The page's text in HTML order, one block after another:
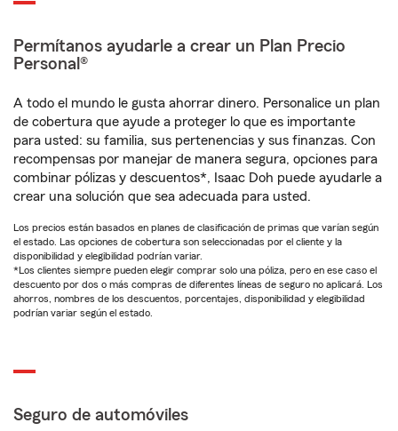
Permítanos ayudarle a crear un Plan Precio
Personal®
A todo el mundo le gusta ahorrar dinero. Personalice un plan
de cobertura que ayude a proteger lo que es importante
para usted: su familia, sus pertenencias y sus finanzas. Con
recompensas por manejar de manera segura, opciones para
combinar pólizas y descuentos*, Isaac Doh puede ayudarle a
crear una solución que sea adecuada para usted.
Los precios están basados en planes de clasificación de primas que varían según
el estado. Las opciones de cobertura son seleccionadas por el cliente y la
disponibilidad y elegibilidad podrían variar.
*Los clientes siempre pueden elegir comprar solo una póliza, pero en ese caso el
descuento por dos o más compras de diferentes líneas de seguro no aplicará. Los
ahorros, nombres de los descuentos, porcentajes, disponibilidad y elegibilidad
podrían variar según el estado.
Seguro de automóviles